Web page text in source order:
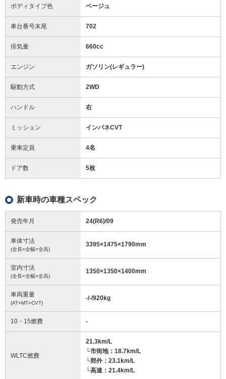
ボディタイプ色 ベージュ
車台番号末尾 702
排気量 660cc
エンジン ガソリン(レギュラー)
駆動方式 2WD
ハンドル 右
ミッション インパネCVT
乗車定員 4名
ドア数 5枚
新車時の車種スペック
発売年月 24(R6)/09
車体寸法
(全長×全幅×全高)
3395×1475×1790mm
室内寸法
(全長×全幅×全高)
1350×1350×1400mm
車両重量
(AT×MT×CVT)
-/-/920kg
10・15燃費 -
WLTC燃費
21.3km/L
└市街地：18.7km/L
└郊外：23.1km/L
└高速：21.4km/L